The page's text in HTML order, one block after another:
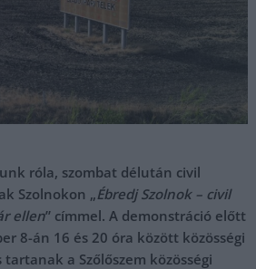
róla, szombat délután civil
Szolnokon „Ébredj Szolnok – civil
ellen” címmel. A demonstráció előtt
8-án 16 és 20 óra között közösségi
a Szőlőszem közösségi